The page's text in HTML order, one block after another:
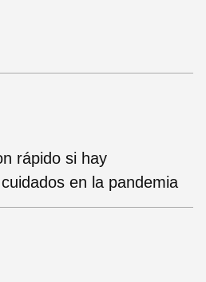
rápido si hay
en la pandemia